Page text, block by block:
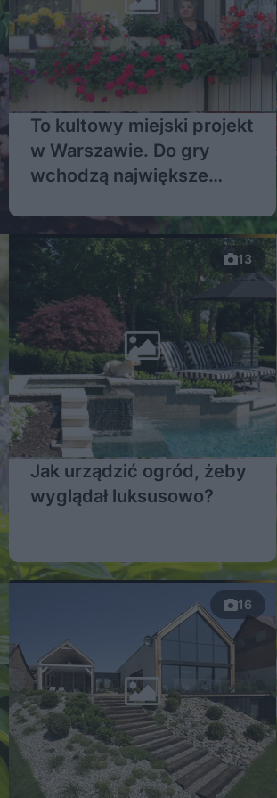
To kultowy miejski projekt
w Warszawie. Do gry
wchodzą największe
Warszawa w kwiatach
2026
13
Jak urządzić ogród, żeby
wyglądał luksusowo?
16